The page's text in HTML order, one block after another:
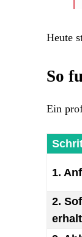
Heute
So
Ein
1.
2.